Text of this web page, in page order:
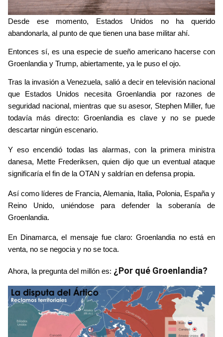
Desde ese momento, Estados Unidos no ha querido
abandonarla, al punto de que tienen una base militar ahí.
Entonces sí, es una especie de sueño americano hacerse con
Groenlandia y Trump, abiertamente, ya le puso el ojo.
Tras la invasión a Venezuela, salió a decir en televisión nacional
que Estados Unidos necesita Groenlandia por razones de
seguridad nacional, mientras que su asesor, Stephen Miller, fue
todavía más directo: Groenlandia es clave y no se puede
descartar ningún escenario.
Y eso encendió todas las alarmas, con la primera ministra
danesa, Mette Frederiksen, quien dijo que un eventual ataque
significaría el fin de la OTAN y saldrían en defensa propia.
Así como líderes de Francia, Alemania, Italia, Polonia, España y
Reino Unido, uniéndose para defender la soberanía de
Groenlandia.
En Dinamarca, el mensaje fue claro: Groenlandia no está en
venta, no se negocia y no se toca.
Ahora, la pregunta del millón es: ¿Por qué Groenlandia?
Image